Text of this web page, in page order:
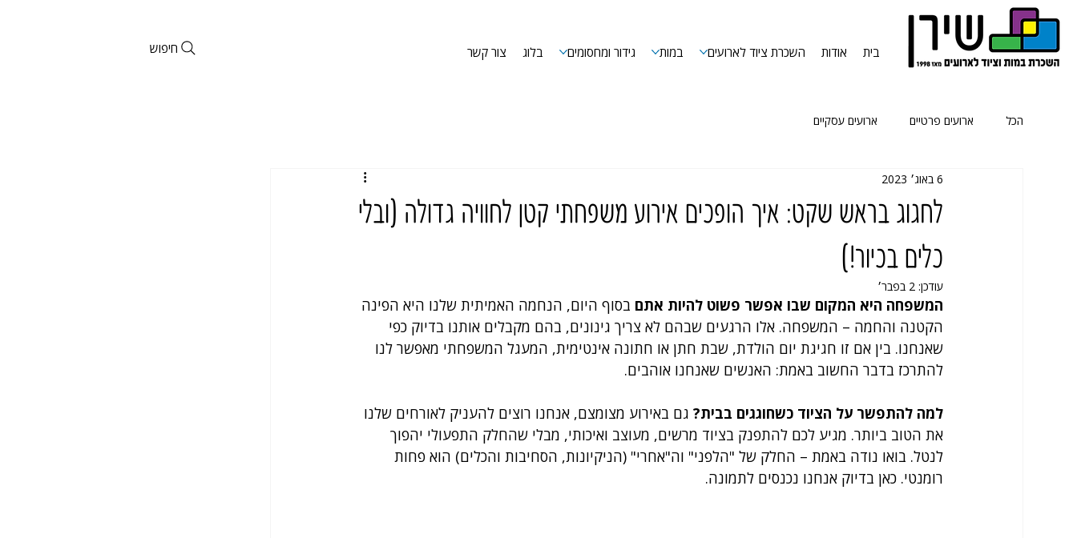
בית אודות השכרת ציוד לארועים במות גידור ומחסומים בלוג צור קשר חיפוש
הכל ארועים פרטיים ארועים עסקיים
לחגוג בראש שקט: איך הופכים אירוע משפחתי קטן לחוויה גדולה (ובלי
כלים בכיור!)
6 באוג׳ 2023
עודכן:2 בפבר׳
המשפחה היא המקום שבו אפשר פשוט להיות אתם בסוף היום, הנחמה האמיתית שלנו היא הפינה
הקטנה והחמה – המשפחה. אלו הרגעים שבהם לא צריך גינונים, בהם מקבלים אותנו בדיוק כפי
שאנחנו. בין אם זו חגיגת יום הולדת, שבת חתן או חתונה אינטימית, המעגל המשפחתי מאפשר לנו
להתרכז בדבר החשוב באמת: האנשים שאנחנו אוהבים.
למה להתפשר על הציוד כשחוגגים בבית? גם באירוע מצומצם, אנחנו רוצים להעניק לאורחים שלנו
את הטוב ביותר. מגיע לכם להתפנק בציוד מרשים, מעוצב ואיכותי, מבלי שהחלק התפעולי יהפוך
לנטל. בואו נודה באמת – החלק של "הלפני" וה"אחרי" (הניקיונות, הסחיבות והכלים) הוא פחות
רומנטי. כאן בדיוק אנחנו נכנסים לתמונה.